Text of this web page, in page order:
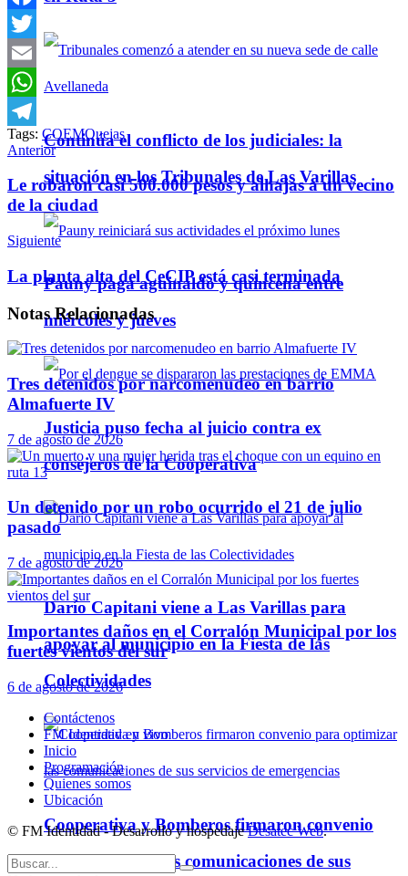
Continúa el conflicto de los judiciales: la
situación en los Tribunales de Las Varillas
Pauny paga aguinaldo y quincena entre
miércoles y jueves
Justicia puso fecha al juicio contra ex
consejeros de la Cooperativa
Darío Capitani viene a Las Varillas para
apoyar al municipio en la Fiesta de las
Colectividades
Cooperativa y Bomberos firmaron convenio
para optimizar las comunicaciones de sus
Facebook
Twitter
Email
WhatsApp
Telegram
Tags: COEMQuejas
Anterior
Le robaron casi 500.000 pesos y alhajas a un vecino
de la ciudad
Siguiente
La planta alta del CeCIP está casi terminada
NotasRelacionadas
Tres detenidos por narcomenudeo en barrio
Almafuerte IV
7 de agosto de 2026
Un detenido por un robo ocurrido el 21 de julio
pasado
7 de agosto de 2026
Importantes daños en el Corralón Municipal por los
fuertes vientos del sur
6 de agosto de 2026
Contáctenos
FM Identidad en vivo
Inicio
Programación
Quienes somos
Ubicación
© FM Identidad - Desarrollo y hospedajeDesatec Web.